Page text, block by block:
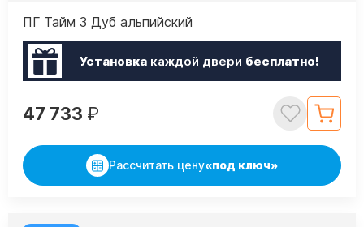
ПГ Тайм 3 Дуб альпийский
Установкакаждой двери бесплатно!
47 733 ₽
Рассчитать цену«под ключ»